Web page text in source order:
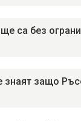
са без
защо